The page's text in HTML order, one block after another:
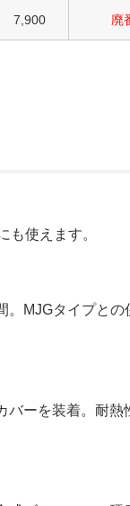
7,900 廃
も使えます。
MJGタイプと
ーを装着。耐